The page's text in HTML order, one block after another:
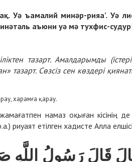
Уә ъамалий минәр-рияа’. Уә
аъюни уә мә тухфис-
тазарт. Амалдарымды
тазарт. Сөзсіз сен көздері
харамға қарау.
намаз оқыған кісінің де
риуаят етілген хадисте Алла
قَالَ رَسُولُ اللَّهِ